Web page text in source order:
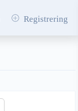
Registrering